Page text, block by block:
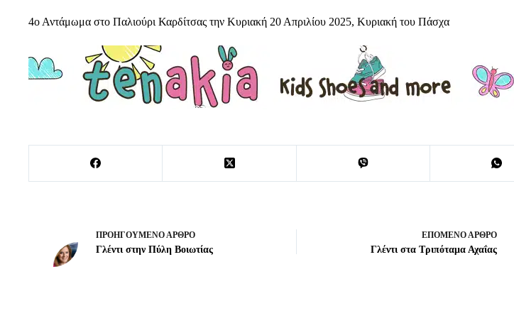
4ο Αντάμωμα στο Παλιούρι Καρδίτσας την Κυριακή 20 Απριλίου 2025, Κυριακή του Πάσχα
ΠΡΟΗΓΟΎΜΕΝΟΆΡΘΡΟ
Γλέντι στην Πύλη Βοιωτίας
ΕΠΌΜΕΝΟΆΡΘΡΟ
Γλέντι στα Τριπόταμα Αχαΐας